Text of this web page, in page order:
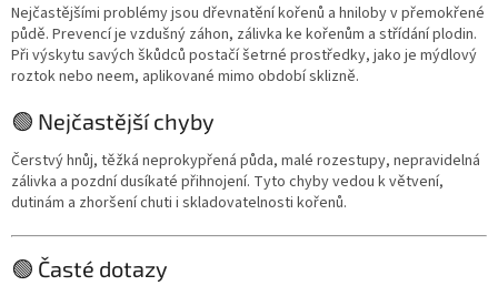
Nejčastějšími problémy jsou dřevnatění kořenů a hniloby v přemokřené
půdě. Prevencí je vzdušný záhon, zálivka ke kořenům a střídání plodin.
Při výskytu savých škůdců postačí šetrné prostředky, jako je mýdlový
roztok nebo neem, aplikované mimo období sklizně.
🟢 Nejčastější chyby
Čerstvý hnůj, těžká neprokypřená půda, malé rozestupy, nepravidelná
zálivka a pozdní dusíkaté přihnojení. Tyto chyby vedou k větvení,
dutinám a zhoršení chuti i skladovatelnosti kořenů.
🟢 Časté dotazy